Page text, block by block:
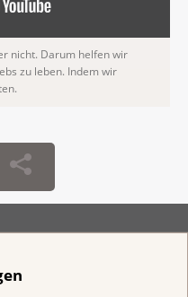
nicht. Darum helfen wir
zu leben. Indem wir